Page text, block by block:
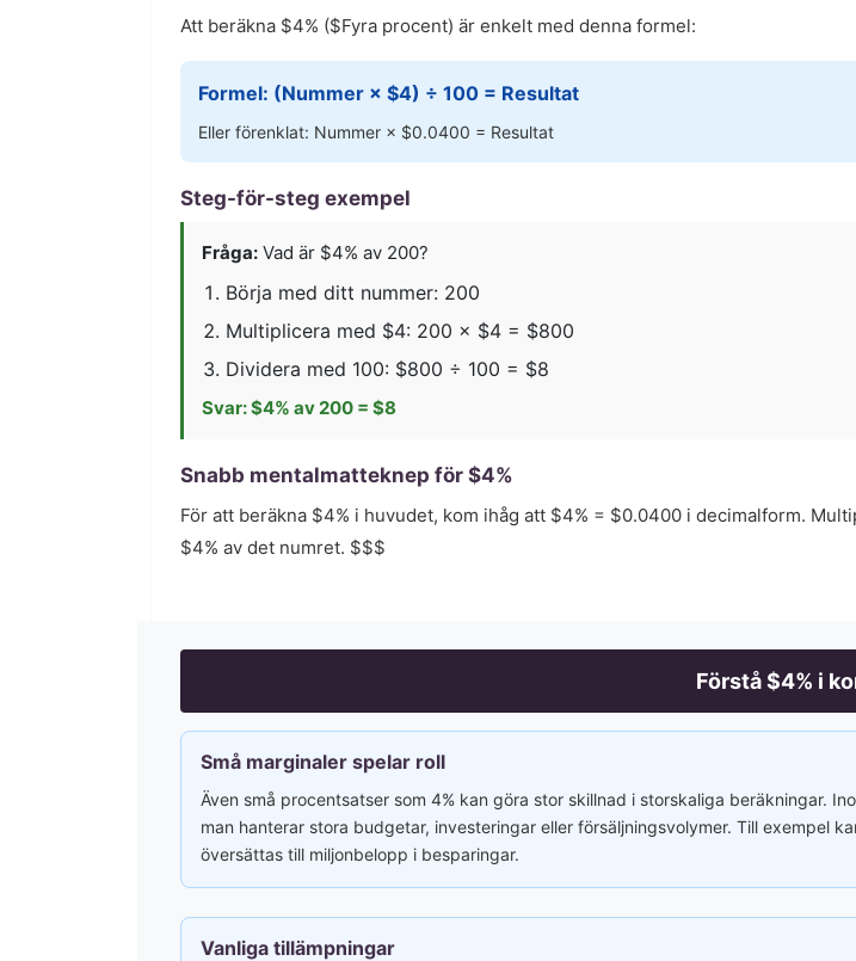
Att beräkna $4% ($Fyra procent) är enkelt med denna formel:
Formel: (Nummer × $4) ÷ 100 = Resultat
Eller förenklat: Nummer × $0.0400 = Resultat
Steg-för-steg exempel
Fråga: Vad är $4% av 200?
Börja med ditt nummer: 200
Multiplicera med $4: 200 × $4 = $800
Dividera med 100: $800 ÷ 100 = $8
Svar: $4% av 200 = $8
Snabb mentalmatteknep för $4%
För att beräkna $4% i huvudet, kom ihåg att $4% = $0.0400 i decimalform.
$4% av det numret. $$$
Förstå $4% i
Små marginaler spelar roll
Även små procentsatser som 4% kan göra stor skillnad i storskaliga beräkningar.
man hanterar stora budgetar, investeringar eller försäljningsvolymer. Till exempel
översättas till miljonbelopp i besparingar.
Vanliga tillämpningar